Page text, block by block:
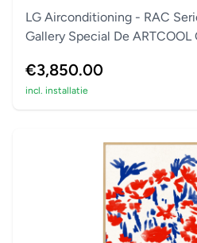
LG Airconditioning - RAC
Gallery Special De ARTCOOL
€3,850.00
incl. installatie